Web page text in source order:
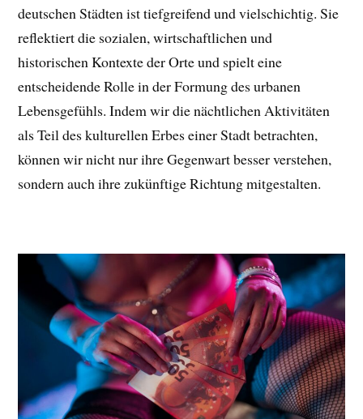
deutschen Städten ist tiefgreifend und vielschichtig. Sie
reflektiert die sozialen, wirtschaftlichen und
historischen Kontexte der Orte und spielt eine
entscheidende Rolle in der Formung des urbanen
Lebensgefühls. Indem wir die nächtlichen Aktivitäten
als Teil des kulturellen Erbes einer Stadt betrachten,
können wir nicht nur ihre Gegenwart besser verstehen,
sondern auch ihre zukünftige Richtung mitgestalten.